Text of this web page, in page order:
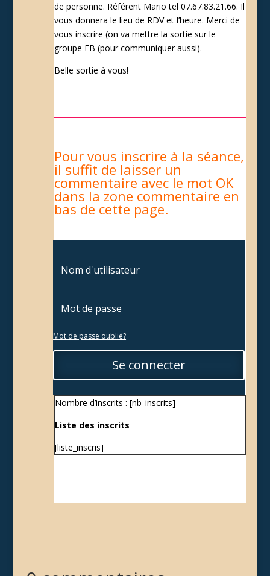
de personne. Référent Mario tel 07.67.83.21.66. Il
vous donnera le lieu de RDV et l’heure. Merci de
vous inscrire (on va mettre la sortie sur le
groupe FB (pour communiquer aussi).
Belle sortie à vous!
Pour vous inscrire à la séance,
il suffit de laisser un
commentaire avec le mot OK
dans la zone commentaire en
bas de cette page.
Mot de passe oublié?
Se connecter
Nombre d’inscrits : [nb_inscrits]
Liste des inscrits
[liste_inscris]